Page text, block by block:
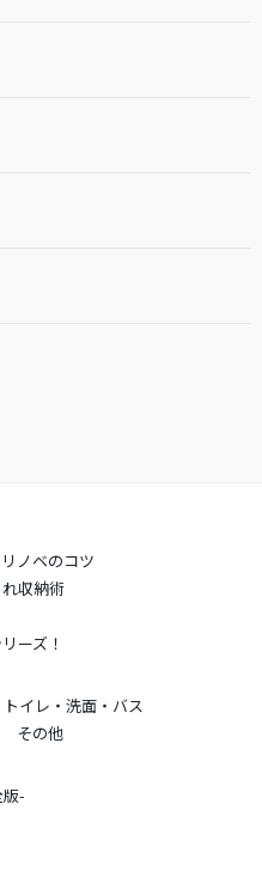
ノベのコツ
収納術
ーズ！
トイレ・洗面・バス
その他
-